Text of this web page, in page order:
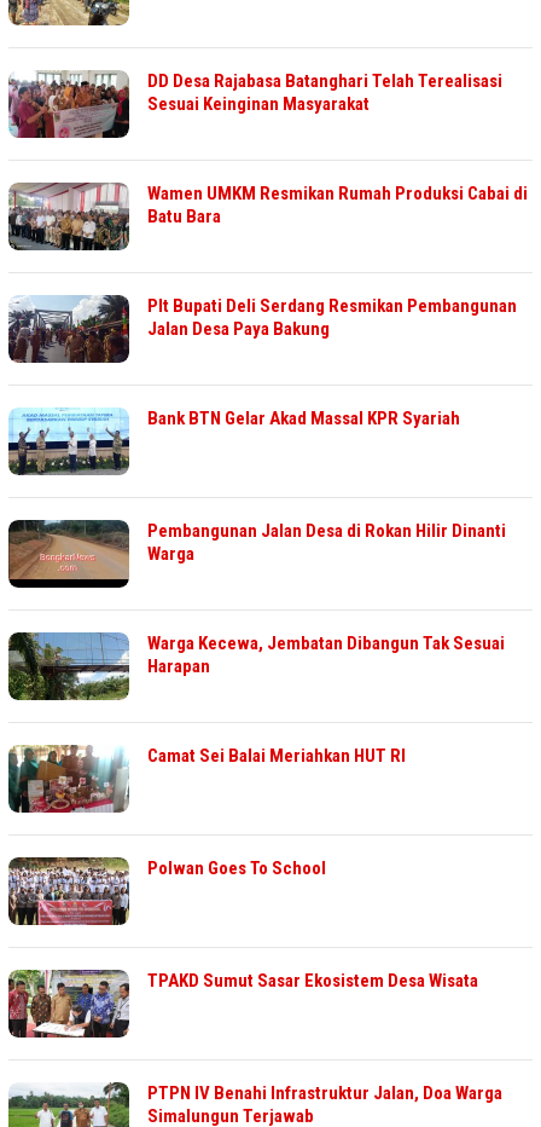
DD Desa Rajabasa Batanghari Telah Terealisasi
Sesuai Keinginan Masyarakat
Wamen UMKM Resmikan Rumah Produksi Cabai di
Batu Bara
Plt Bupati Deli Serdang Resmikan Pembangunan
Jalan Desa Paya Bakung
Bank BTN Gelar Akad Massal KPR Syariah
Pembangunan Jalan Desa di Rokan Hilir Dinanti
Warga
Warga Kecewa, Jembatan Dibangun Tak Sesuai
Harapan
Camat Sei Balai Meriahkan HUT RI
Polwan Goes To School
TPAKD Sumut Sasar Ekosistem Desa Wisata
PTPN IV Benahi Infrastruktur Jalan, Doa Warga
Simalungun Terjawab